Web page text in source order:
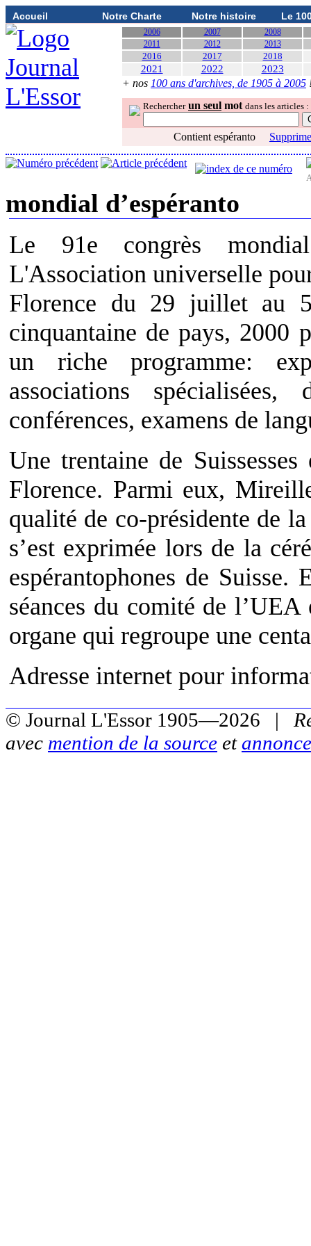
Accueil Notre Charte Notre histoire Le
2006 2007
2008
2011
2012 2013
2016 2017 2018
2021 2022 2023
+ nos 100 ans d'archives, de 1905 à 2005
Rechercher un seul mot dans les articles :
Contient espéranto
mondial d’espéranto
Le 91e congrès
L'Association universelle
Florence du 29 juillet au
cinquantaine de pays, 2000
un riche programme:
associations spécialisées,
conférences, examens de
Une trentaine de
Florence. Parmi eux,
qualité de co-présidente de
s’est exprimée lors de la
espérantophones de
séances du comité de l’UEA
organe qui regroupe une
Adresse internet pour
© Journal L'Essor 1905—2026 |
avec mention de la source et